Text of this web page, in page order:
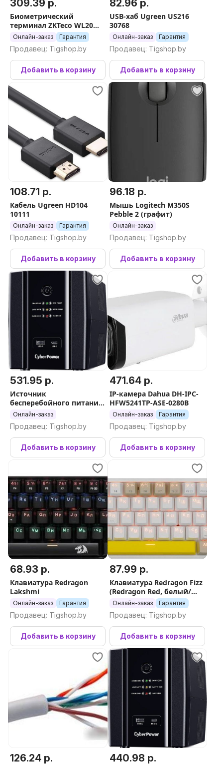
309.39 р.
Биометрический
терминал ZKTeco WL20
(белый)
Онлайн-заказ Гарантия
Продавец: Tigshop.by
Добавить в корзину
82.96 р.
USB-хаб Ugreen US216
30768
Онлайн-заказ Гарантия
Продавец: Tigshop.by
Добавить в корзину
108.71 р.
Кабель Ugreen HD104
10111
Онлайн-заказ Гарантия
Продавец: Tigshop.by
Добавить в корзину
96.18 р.
Мышь Logitech M350S
Pebble 2 (графит)
Онлайн-заказ
Продавец: Tigshop.by
Добавить в корзину
531.95 р.
Источник
бесперебойного питания
CyberPower UT2200EG
Онлайн-заказ
Продавец: Tigshop.by
Добавить в корзину
471.64 р.
IP-камера Dahua DH-IPC-
HFW5241TP-ASE-0280B
Онлайн-заказ Гарантия
Продавец: Tigshop.by
Добавить в корзину
68.93 р.
Клавиатура Redragon
Lakshmi
Онлайн-заказ Гарантия
Продавец: Tigshop.by
Добавить в корзину
87.99 р.
Клавиатура Redragon Fizz
(Redragon Red, белый/
бежевый)
Онлайн-заказ Гарантия
Продавец: Tigshop.by
Добавить в корзину
126.24 р. 440.98 р.